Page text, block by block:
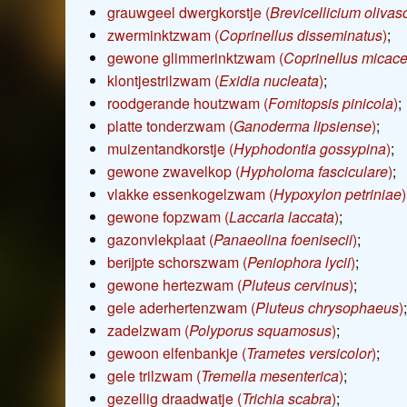
grauwgeel dwergkorstje (Brevicellicium
zwerminktzwam (Coprinellus disseminatus);
gewone glimmerinktzwam (Coprinellus
klontjestrilzwam (Exidia nucleata);
roodgerande houtzwam (Fomitopsis pinicola);
platte tonderzwam (Ganoderma lipsiense);
muizentandkorstje (Hyphodontia gossypina);
gewone zwavelkop (Hypholoma fasciculare);
vlakke essenkogelzwam (Hypoxylon petriniae)
gewone fopzwam (Laccaria laccata);
gazonvlekplaat (Panaeolina foenisecii);
berijpte schorszwam (Peniophora lycii);
gewone hertezwam (Pluteus cervinus);
gele aderhertenzwam (Pluteus chrysophaeus);
zadelzwam (Polyporus squamosus);
gewoon elfenbankje (Trametes versicolor);
gele trilzwam (Tremella mesenterica);
gezellig draadwatje (Trichia scabra);